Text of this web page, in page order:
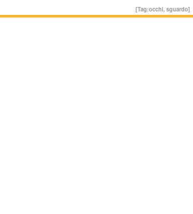
[Tag:occhi,sguardo]